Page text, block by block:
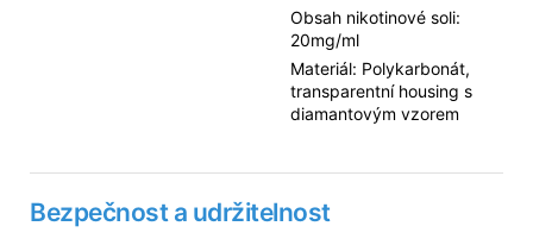
Obsah nikotinové soli:
20mg/ml
Materiál: Polykarbonát,
transparentní housing s
diamantovým vzorem
Bezpečnost a udržitelnost